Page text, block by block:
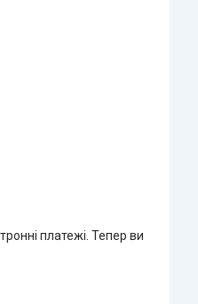
платежі. Тепер ви